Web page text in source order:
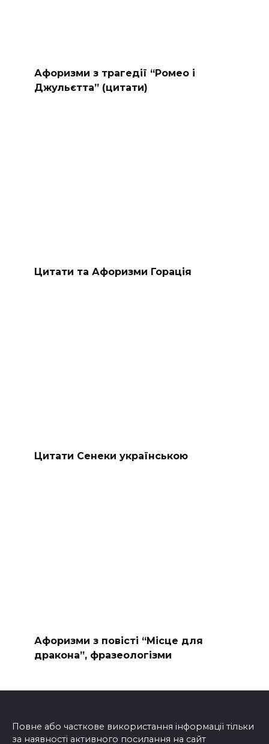
Афоризми з трагедії “Ромео і
Джульєтта” (цитати)
Цитати та Афоризми Горація
Цитати Сенеки українською
Афоризми з повісті “Місце для
дракона”, фразеологізми
Повне або часткове використання інформації тільки
за наявності активного посилання на сайт